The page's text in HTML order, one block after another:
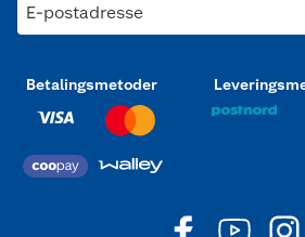
E-postadresse
Betalingsmetoder